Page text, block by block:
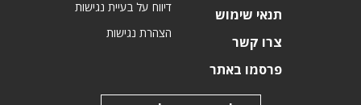
תנאי שימוש
צרו קשר
פרסמו באתר
דיווח על בעיית נגישות
הצהרת נגישות